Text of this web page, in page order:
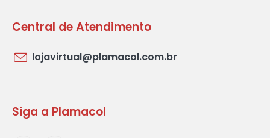
Central de Atendimento
lojavirtual@plamacol.com.br
Siga a Plamacol